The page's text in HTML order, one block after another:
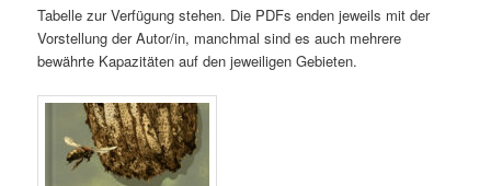
Tabelle zur Verfügung stehen. Die PDFs enden jeweils mit der
Vorstellung der Autor/in, manchmal sind es auch mehrere
bewährte Kapazitäten auf den jeweiligen Gebieten.